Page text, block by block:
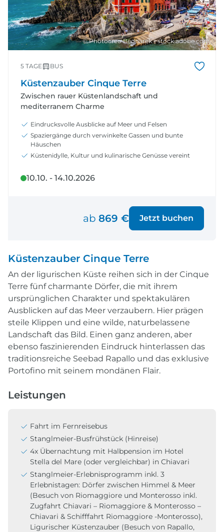
© Photocreo Bednarek - stock.adobe.com
5 TAGE BUS
Küstenzauber Cinque Terre
Zwischen rauer Küstenlandschaft und
mediterranem Charme
Eindrucksvolle Ausblicke auf Meer und Felsen
Spaziergänge durch verwinkelte Gassen und bunte
Häuschen
Küstenidylle, Kultur und kulinarische Genüsse vereint
10.10. - 14.10.2026
ab 869 € Jetzt buchen
Küstenzauber Cinque Terre
An der ligurischen Küste reihen sich in der Cinque
Terre fünf charmante Dörfer, die mit ihrem
ursprünglichen Charakter und spektakulären
Ausblicken auf das Meer verzaubern. Hier prägen
steile Klippen und eine wilde, naturbelassene
Landschaft das Bild. Einen ganz anderen, aber
ebenso faszinierenden Eindruck hinterlassen das
traditionsreiche Seebad Rapallo und das exklusive
Portofino mit seinem mondänen Flair.
Leistungen
Fahrt im Fernreisebus
Stanglmeier-Busfrühstück (Hinreise)
4x Übernachtung mit Halbpension im Hotel
Stella del Mare (oder vergleichbar) in Chiavari
Stanglmeier-Erlebnisprogramm inkl. 3
Erlebnistagen: Dörfer zwischen Himmel & Meer
(Besuch von Riomaggiore und Monterosso inkl.
Zugfahrt Chiavari – Riomaggiore & Monterosso –
Chiavari & Schifffahrt Riomaggiore -Monterosso),
Ligurischer Küstenzauber (Besuch von Rapallo,